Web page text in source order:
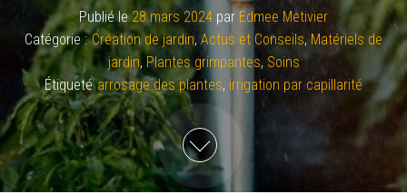
Publié le28 mars 2024 par Edmee Metivier
Catégorie : Création de jardin, Actus et Conseils, Matériels de
jardin, Plantes grimpantes, Soins
Étiqueté arrosage des plantes, irrigation par capillarité